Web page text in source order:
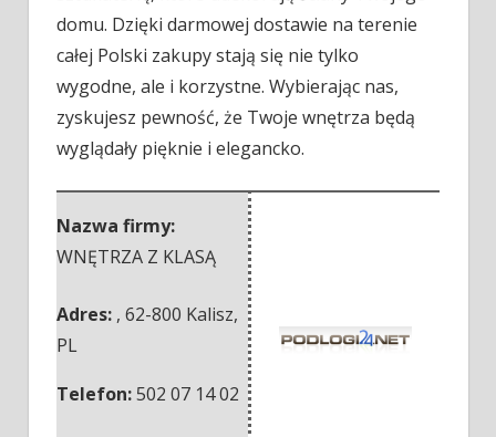
domu. Dzięki darmowej dostawie na terenie
całej Polski zakupy stają się nie tylko
wygodne, ale i korzystne. Wybierając nas,
zyskujesz pewność, że Twoje wnętrza będą
wyglądały pięknie i elegancko.
Nazwa firmy:
WNĘTRZA Z KLASĄ
Adres: , 62-800 Kalisz,
PL
Telefon:502 07 14 02